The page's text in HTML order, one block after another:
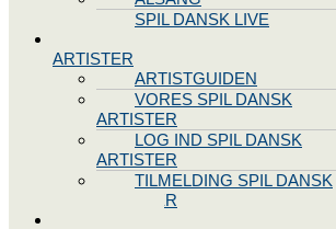
SPIL DANSK LIVE
ARTISTER
ARTISTGUIDEN
VORES SPIL DANSK
ARTISTER
LOG IND SPIL DANSK
ARTISTER
TILMELDING SPIL DANSK
ARTISTER